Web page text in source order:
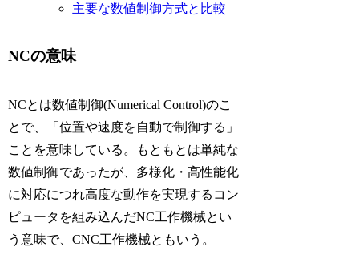
主要な数値制御方式と比較
NCの意味
NCとは数値制御(Numerical Control)のこ
とで、「位置や速度を自動で制御する」
ことを意味している。もともとは単純な
数値制御であったが、多様化・高性能化
に対応につれ高度な動作を実現するコン
ピュータを組み込んだNC工作機械とい
う意味で、CNC工作機械ともいう。